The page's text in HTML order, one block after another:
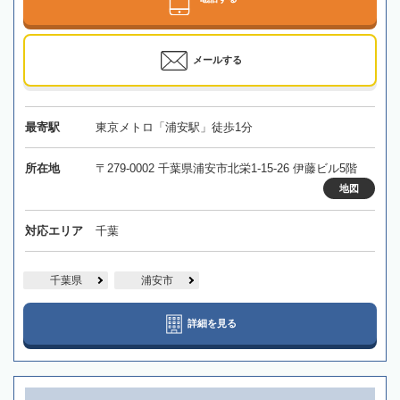
メールする
最寄駅 東京メトロ「浦安駅」徒歩1分
所在地 〒279-0002 千葉県浦安市北栄1-15-26 伊藤ビル5階
地図
対応エリア 千葉
千葉県 浦安市
詳細を見る